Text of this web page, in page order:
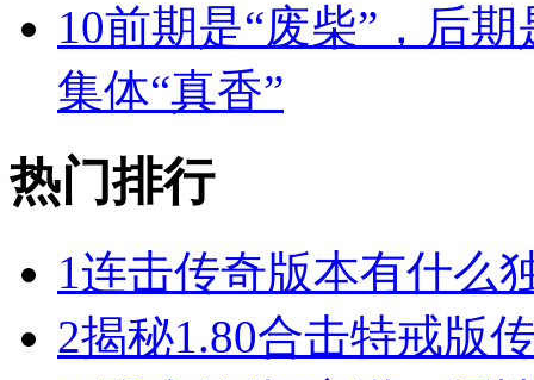
10前期是“废柴”，后
集体“真香”
热门排行
1连击传奇版本有什么
2揭秘1.80合击特戒版